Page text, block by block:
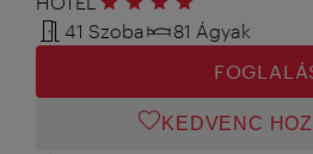
41 Szoba
81 Ágyak
KEDVENC